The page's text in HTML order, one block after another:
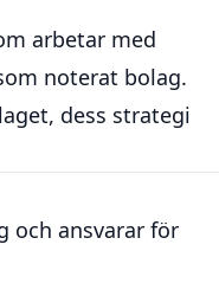
arbetar med
noterat bolag.
dess strategi
och ansvarar för